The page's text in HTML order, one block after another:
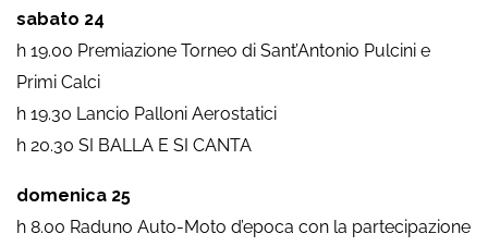
sabato 24
h 19.00 Premiazione Torneo di Sant’Antonio Pulcini e
Primi Calci
h 19.30 Lancio Palloni Aerostatici
h 20.30 SI BALLA E SI CANTA
domenica 25
h 8.00 Raduno Auto-Moto d’epoca con la partecipazione